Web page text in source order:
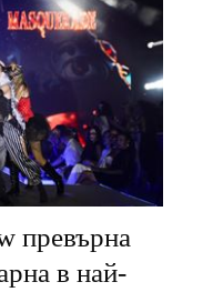
превърна
в най-